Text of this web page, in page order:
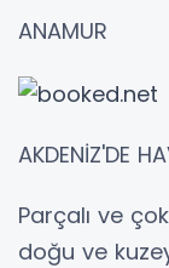
ANAMUR
AKDENİZ'DE
Parçalı ve
doğu ve